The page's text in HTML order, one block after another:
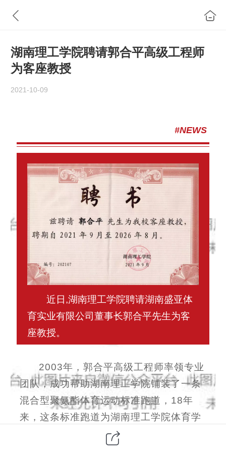
湖南理工学院聘请郭合平高级工程师
为客座教授
2021-10-09
#NEWS
近日,湖南理工学院聘请湖南盛亚体
育实业有限公司董事长郭合平先生为客
座教授。
2003年，郭合平高级工程师率领专业
团队，成功帮助湖南理工学院铺装了一条
混合型聚氨酯体育运动标准跑道，18年
来，这条标准跑道为湖南理工学院体育学
院教学、训练作出了重要贡献，培养了大